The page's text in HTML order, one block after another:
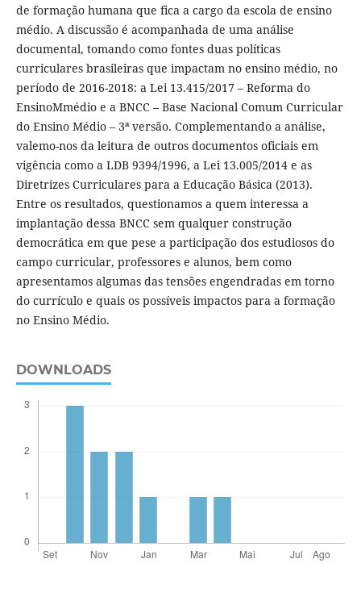
de formação humana que fica a cargo da escola de ensino
médio. A discussão é acompanhada de uma análise
documental, tomando como fontes duas políticas
curriculares brasileiras que impactam no ensino médio, no
período de 2016-2018: a Lei 13.415/2017 – Reforma do
EnsinoMmédio e a BNCC – Base Nacional Comum Curricular
do Ensino Médio – 3ª versão. Complementando a análise,
valemo-nos da leitura de outros documentos oficiais em
vigência como a LDB 9394/1996, a Lei 13.005/2014 e as
Diretrizes Curriculares para a Educação Básica (2013).
Entre os resultados, questionamos a quem interessa a
implantação dessa BNCC sem qualquer construção
democrática em que pese a participação dos estudiosos do
campo curricular, professores e alunos, bem como
apresentamos algumas das tensões engendradas em torno
do currículo e quais os possíveis impactos para a formação
no Ensino Médio.
DOWNLOADS